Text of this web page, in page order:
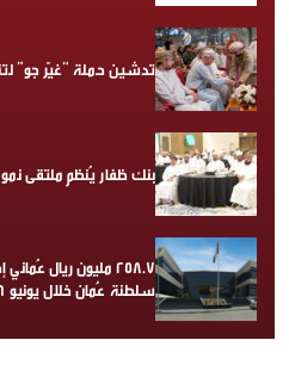
تدشين حملة “غيّر جو”
بنك ظفار يُنظم ملتقى
258.7 مليون ريال
سلطنة عُمان خلال يونيو 2026م